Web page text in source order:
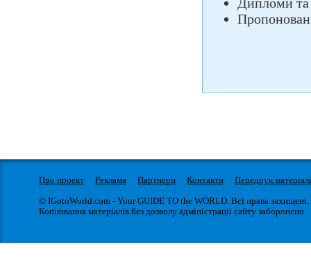
Про проект Реклама Партнери Контакти
Передрук
© IGotoWorld.com - Your GUIDE TO the WORLD. Всі права захищені.
Копіювання матеріалів без дозволу адміністрації сайту заборонено.